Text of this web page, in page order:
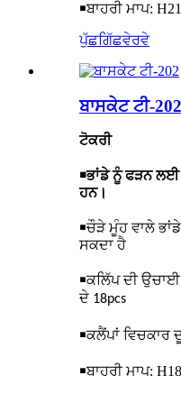
￭ਬਾਹਰੀ ਮਾਪ:
ਪੁੱਛਗਿੱਛਵੇਰਵੇ
ਬਾਸਕੇਟ ਟੀ-202
ਟੋਕਰੀ
￭ਭਾਂਡੇ ਨੂੰ ਫੜਨ ਲਈ
ਹਨ।
￭ਚੌੜੇ ਮੂੰਹ ਵਾਲੇ
ਸਕਦਾ ਹੈ
￭ਕਲਿੱਪ ਦੀ ਉਚਾਈ
ਦੇ 18pcs
￭ਕਲੈਂਪਾਂ ਵਿਚਕਾਰ
￭ਬਾਹਰੀ ਮਾਪ: